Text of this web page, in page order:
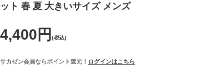
ット 春 夏 大きいサイズ メンズ
4,400円 (税込)
サカゼン会員ならポイント還元！ ログインはこちら